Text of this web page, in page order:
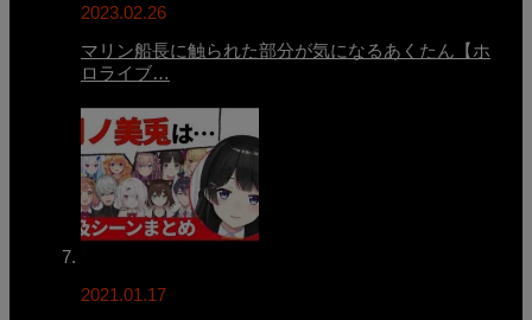
2023.02.26
マリン船長に触られた部分が気になるあくたん【ホ
ロライブ…
2021.01.17